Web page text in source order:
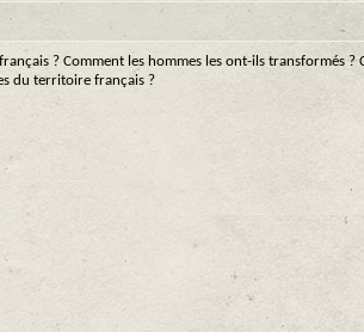
? Comment les hommes les ont-ils transformés ?
du territoire français ?